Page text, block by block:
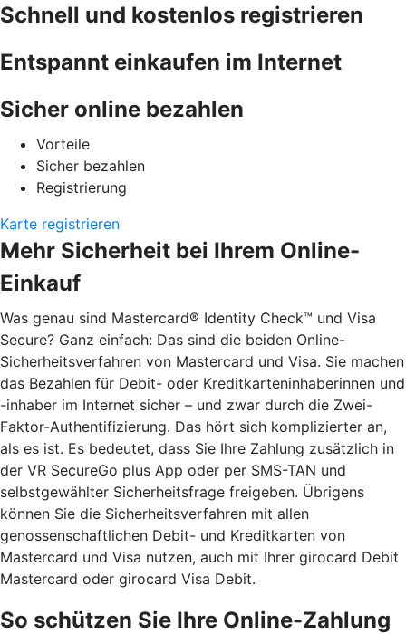
Schnell und kostenlos registrieren
Entspannt einkaufen im Internet
Sicher online bezahlen
Vorteile
Sicher bezahlen
Registrierung
Karte registrieren
Mehr Sicherheit bei Ihrem Online-
Einkauf
Was genau sind Mastercard® Identity Check™ und Visa
Secure? Ganz einfach: Das sind die beiden Online-
Sicherheitsverfahren von Mastercard und Visa. Sie machen
das Bezahlen für Debit- oder Kreditkarteninhaberinnen und
-inhaber im Internet sicher – und zwar durch die Zwei-
Faktor-Authentifizierung. Das hört sich komplizierter an,
als es ist. Es bedeutet, dass Sie Ihre Zahlung zusätzlich in
der VR SecureGo plus App oder per SMS-TAN und
selbstgewählter Sicherheitsfrage freigeben. Übrigens
können Sie die Sicherheitsverfahren mit allen
genossenschaftlichen Debit- und Kreditkarten von
Mastercard und Visa nutzen, auch mit Ihrer girocard Debit
Mastercard oder girocard Visa Debit.
So schützen Sie Ihre Online-Zahlung